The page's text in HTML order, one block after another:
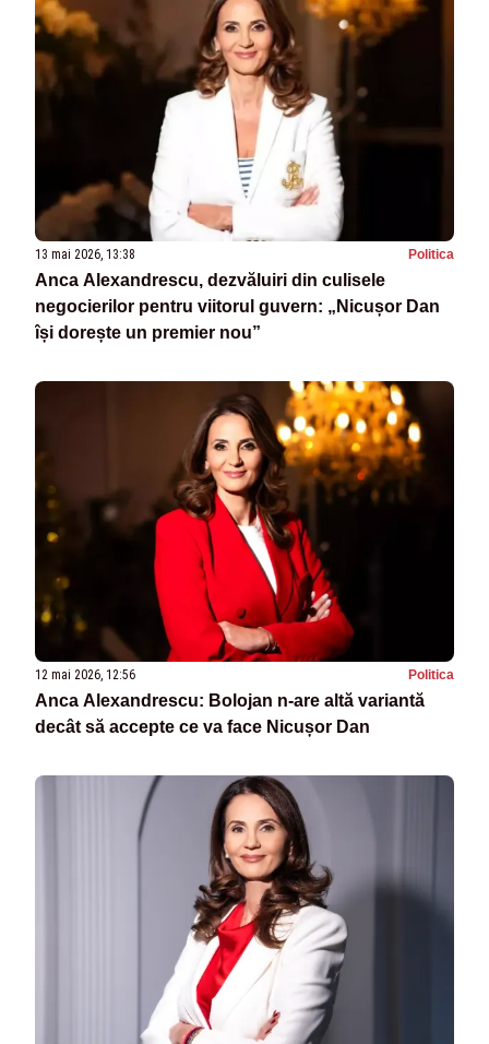
13 mai 2026, 13:38 Politica
Anca Alexandrescu, dezvăluiri din culisele
negocierilor pentru viitorul guvern: „Nicușor Dan
își dorește un premier nou”
12 mai 2026, 12:56 Politica
Anca Alexandrescu: Bolojan n-are altă variantă
decât să accepte ce va face Nicușor Dan